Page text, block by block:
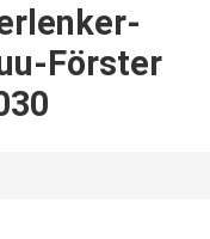
Förster